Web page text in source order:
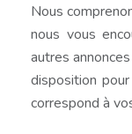
Nous
nous vous
autres
disposition
correspond à